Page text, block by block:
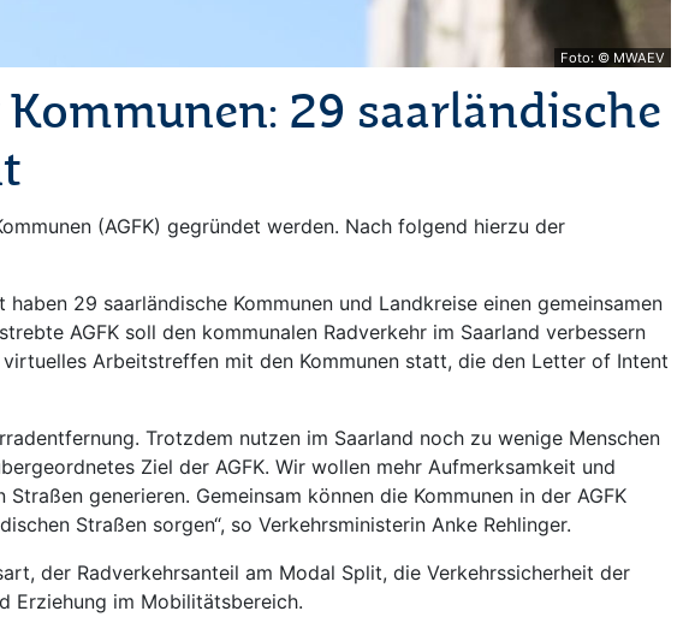
Foto: © MWAEV
29 saarländische
(AGFK) gegründet werden. Nach folgend hierzu der
29 saarländische Kommunen und Landkreise einen gemeinsamen
AGFK soll den kommunalen Radverkehr im Saarland verbessern
Arbeitstreffen mit den Kommunen statt, die den Letter of Intent
Trotzdem nutzen im Saarland noch zu wenige Menschen
Ziel der AGFK. Wir wollen mehr Aufmerksamkeit und
generieren. Gemeinsam können die Kommunen in der AGFK
Straßen sorgen“, so Verkehrsministerin Anke Rehlinger.
der Radverkehrsanteil am Modal Split, die Verkehrssicherheit der
Erziehung im Mobilitätsbereich.